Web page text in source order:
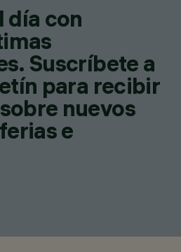
día con
Suscríbete a
para recibir
nuevos
e